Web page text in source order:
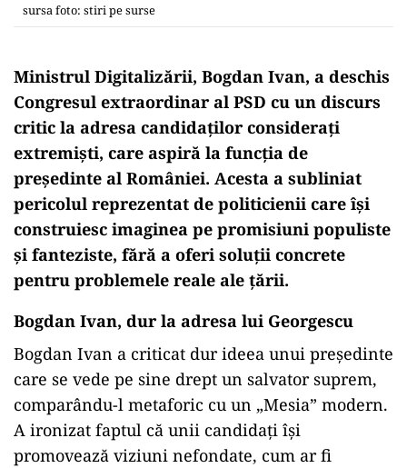
sursa foto: stiri pe surse
Ministrul Digitalizării, Bogdan Ivan, a deschis
Congresul extraordinar al PSD cu un discurs
critic la adresa candidaților considerați
extremiști, care aspiră la funcția de
președinte al României. Acesta a subliniat
pericolul reprezentat de politicienii care își
construiesc imaginea pe promisiuni populiste
și fanteziste, fără a oferi soluții concrete
pentru problemele reale ale țării.
Bogdan Ivan, dur la adresa lui Georgescu
Bogdan Ivan a criticat dur ideea unui președinte
care se vede pe sine drept un salvator suprem,
comparându-l metaforic cu un „Mesia” modern.
A ironizat faptul că unii candidați își
promovează viziuni nefondate, cum ar fi